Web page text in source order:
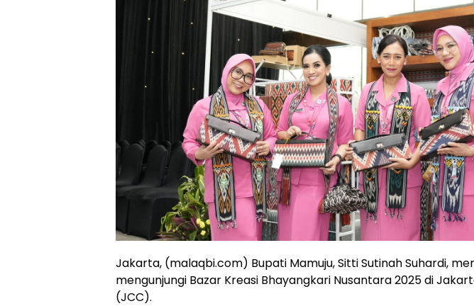
Jakarta, (malaqbi.com) Bupati Mamuju, Sitti Sutinah Suhardi,
mengunjungi Bazar Kreasi Bhayangkari Nusantara 2025 di
(JCC).